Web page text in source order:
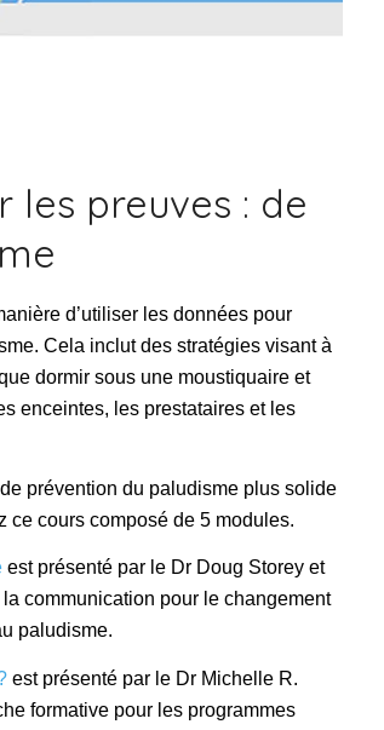
les preuves : de
d’utiliser les données pour
Cela inclut des stratégies visant à
dormir sous une moustiquaire et
enceintes, les prestataires et les
prévention du paludisme plus solide
ce cours composé de 5 modules.
est présenté par le Dr Doug Storey et
communication pour le changement
paludisme.
est présenté par le Dr Michelle R.
formative pour les programmes